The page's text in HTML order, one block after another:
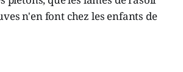
n'en font chez les enfants de